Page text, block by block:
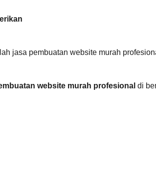
jasa pembuatan website murah
website murah profesional di